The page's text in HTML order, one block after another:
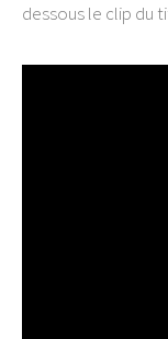
dessous le clip du